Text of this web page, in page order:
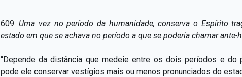
609. Uma vez no período da humanidade, conserva o Espírito
estado em que se achava no período a que se poderia chamar ante-
“Depende da distância que medeie entre os dois períodos e do
pode ele conservar vestígios mais ou menos pronunciados do